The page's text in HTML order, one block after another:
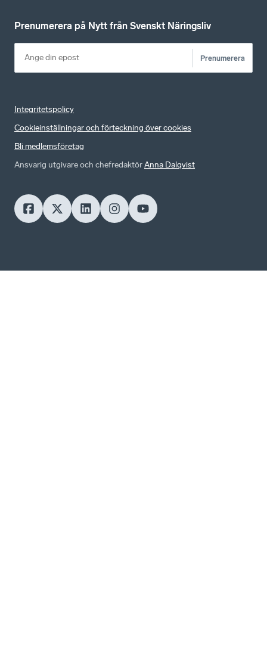
Prenumerera på Nytt från Svenskt Näringsliv
Prenumerera
Integritetspolicy
Cookieinställningar och förteckning över cookies
Bli medlemsföretag
Ansvarig utgivare och chefredaktörAnna Dalqvist